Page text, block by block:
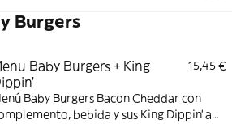
Burgers
Baby Burgers + King
15,45 €
Baby Burgers Bacon Cheddar con
bebida y sus King Dippin’ a